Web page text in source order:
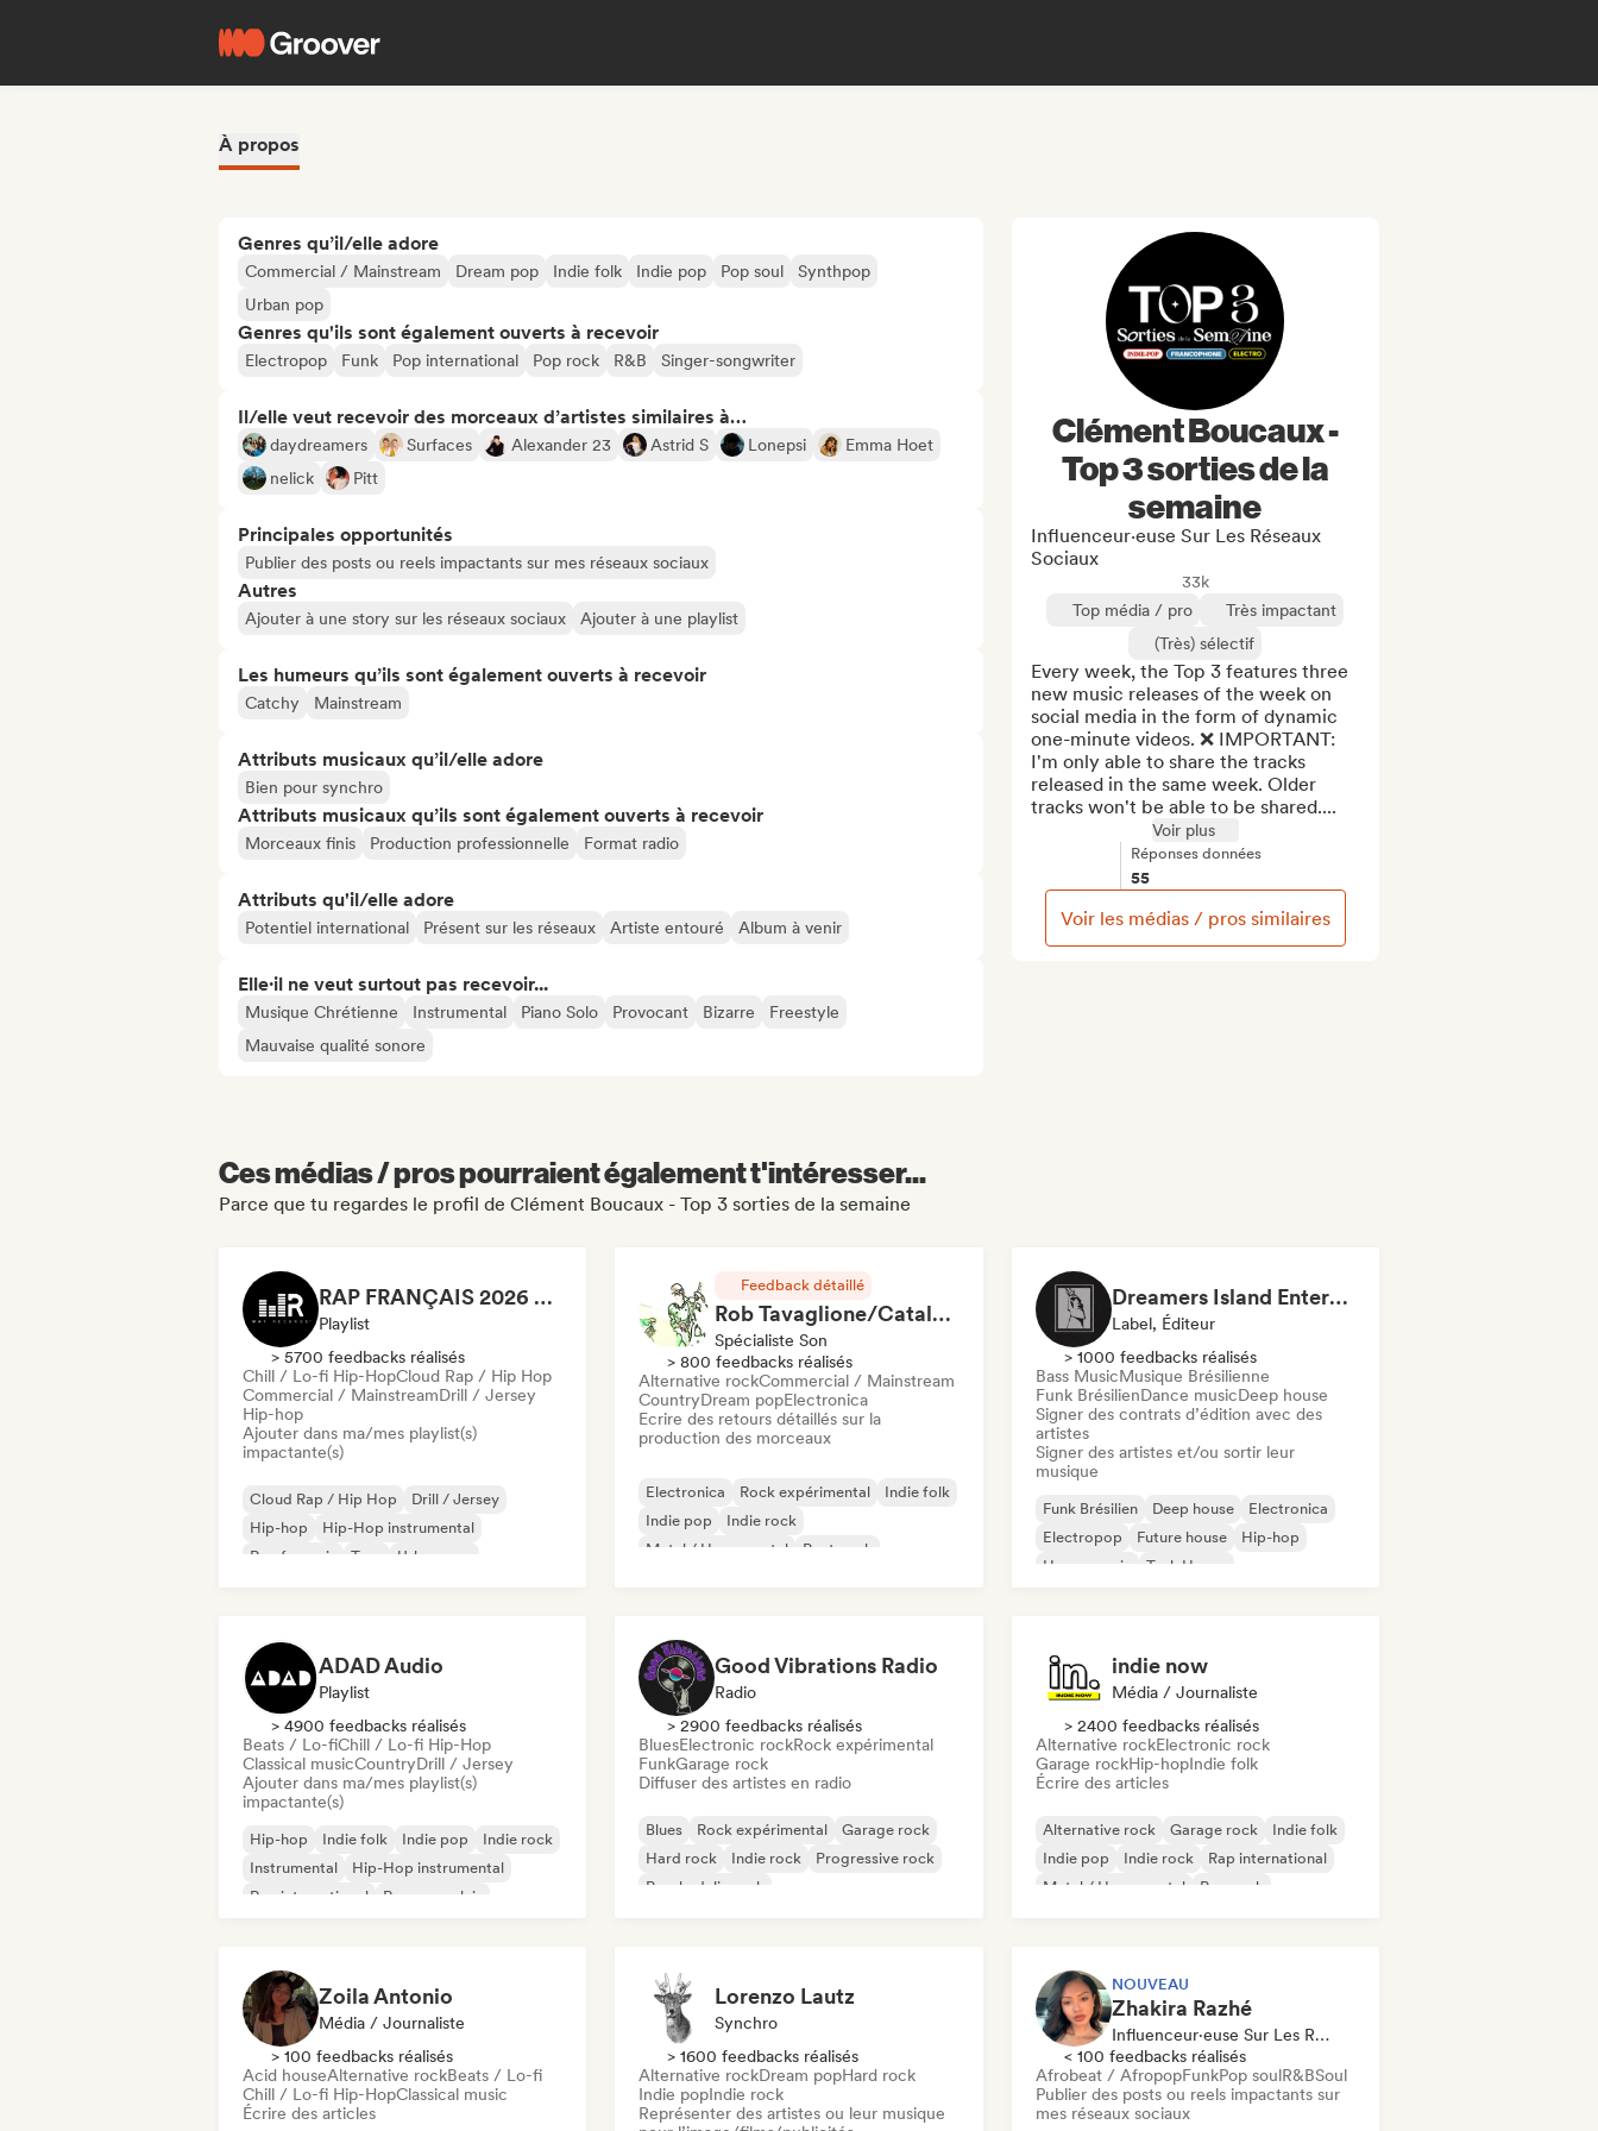
À propos
Genres qu’il/elle adore
Commercial / Mainstream Dream pop Indie folk Indie pop Pop soul
Synthpop
Urban pop
Genres qu'ils sont également ouverts à recevoir
Electropop Funk Pop international Pop rock R&B Singer-songwriter
Il/elle veut recevoir des morceaux d’artistes similaires à…
daydreamers Surfaces Alexander 23 Astrid S Lonepsi
Emma Hoet
nelick
Pitt
Principales opportunités
Publier des posts ou reels impactants sur mes réseaux sociaux
Autres
Ajouter à une story sur les réseaux sociaux Ajouter à une playlist
Les humeurs qu’ils sont également ouverts à recevoir
Catchy Mainstream
Attributs musicaux qu’il/elle adore
Bien pour synchro
Attributs musicaux qu’ils sont également ouverts à recevoir
Morceaux finis Production professionnelle Format radio
Attributs qu'il/elle adore
Potentiel international Présent sur les réseaux Artiste entouré Album à venir
Elle·il ne veut surtout pas recevoir...
Musique Chrétienne Instrumental Piano Solo Provocant Bizarre
Freestyle
Mauvaise qualité sonore
Clément Boucaux -
Top 3 sorties de la
semaine
Influenceur·euse Sur Les Réseaux
Sociaux
33k
Top média / pro
Très impactant
(Très) sélectif
Every week, the Top 3 features three
new music releases of the week on
social media in the form of dynamic
one-minute videos. ❌ IMPORTANT:
I'm only able to share the tracks
released in the same week. Older
tracks won't be able to be shared....
Voir plus
Réponses données
55
Voir les médias / pros similaires
Ces médias / pros pourraient également t'intéresser...
Parce que tu regardes le profil de Clément Boucaux - Top 3 sorties de la semaine
RAP FRANÇAIS 2026 🔥🇫🇷 (Way Records)
Playlist
> 5700 feedbacks réalisés
Chill / Lo-fi Hip-HopCloud Rap / Hip Hop
Commercial / MainstreamDrill / Jersey
Hip-hop
Ajouter dans ma/mes playlist(s)
impactante(s)
Cloud Rap / Hip Hop
Drill / Jersey
Hip-hop
Hip-Hop instrumental
Rap francais
Trap
Urban pop
Feedback détaillé
Rob Tavaglione/Catalyst Recording
Spécialiste Son
> 800 feedbacks réalisés
Alternative rockCommercial / Mainstream
CountryDream popElectronica
Ecrire des retours détaillés sur la
production des morceaux
Electronica Rock expérimental
Indie folk
Indie pop
Indie rock
Metal / Heavy metal
Post punk
Dreamers Island Entertainment
Label, Éditeur
> 1000 feedbacks réalisés
Bass MusicMusique Brésilienne
Funk BrésilienDance musicDeep house
Signer des contrats d’édition avec des
artistes
Signer des artistes et/ou sortir leur
musique
Funk Brésilien Deep house
Electronica
Electropop
Future house
Hip-hop
House music
Tech House
ADAD Audio
Playlist
> 4900 feedbacks réalisés
Beats / Lo-fiChill / Lo-fi Hip-Hop
Classical musicCountryDrill / Jersey
Ajouter dans ma/mes playlist(s)
impactante(s)
Hip-hop Indie folk Indie pop
Indie rock
Instrumental
Hip-Hop instrumental
Rap international
Rap en anglais
Good Vibrations Radio
Radio
> 2900 feedbacks réalisés
BluesElectronic rockRock expérimental
FunkGarage rock
Diffuser des artistes en radio
Blues Rock expérimental
Garage rock
Hard rock
Indie rock
Progressive rock
Psychedelic rock
indie now
Média / Journaliste
> 2400 feedbacks réalisés
Alternative rockElectronic rock
Garage rockHip-hopIndie folk
Écrire des articles
Alternative rock Garage rock
Indie folk
Indie pop
Indie rock
Rap international
Metal / Heavy metal
Pop rock
Zoila Antonio
Média / Journaliste
> 100 feedbacks réalisés
Acid houseAlternative rockBeats / Lo-fi
Chill / Lo-fi Hip-HopClassical music
Écrire des articles
Lorenzo Lautz
Synchro
> 1600 feedbacks réalisés
Alternative rockDream popHard rock
Indie popIndie rock
Représenter des artistes ou leur musique
NOUVEAU
Zhakira Razhé
Influenceur·euse Sur Les Réseaux Sociaux
< 100 feedbacks réalisés
Afrobeat / AfropopFunkPop soulR&BSoul
Publier des posts ou reels impactants sur
mes réseaux sociaux